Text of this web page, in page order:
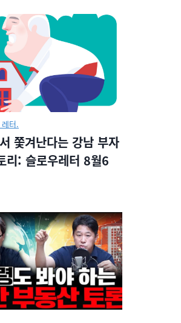
터.
쫓겨난다는 강남 부자
리: 슬로우레터 8월6